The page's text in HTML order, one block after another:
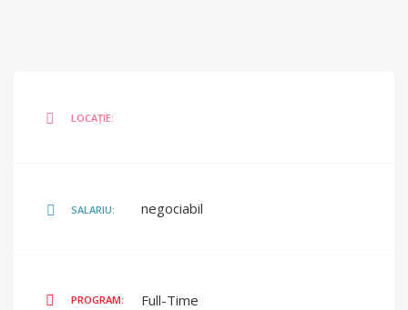
LOCAȚIE:
SALARIU: negociabil
PROGRAM: Full-Time